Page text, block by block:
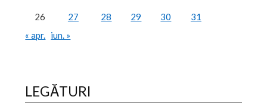
26 27 28 29 30
31
« apr. iun. »
LEGĂTURI